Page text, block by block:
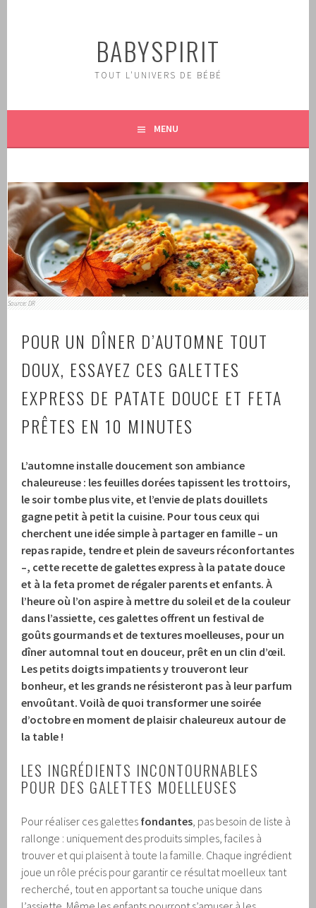
BABYSPIRIT
TOUT L'UNIVERS DE BÉBÉ
MENU
Source: DR
POUR UN DÎNER D’AUTOMNE TOUT
DOUX, ESSAYEZ CES GALETTES
EXPRESS DE PATATE DOUCE ET FETA
PRÊTES EN 10 MINUTES
L’automne installe doucement son ambiance
chaleureuse : les feuilles dorées tapissent les trottoirs,
le soir tombe plus vite, et l’envie de plats douillets
gagne petit à petit la cuisine. Pour tous ceux qui
cherchent une idée simple à partager en famille – un
repas rapide, tendre et plein desaveurs réconfortantes
–, cette recette de galettes express à la patate douce
et à la feta promet de régaler parents et enfants. À
l’heure où l’on aspire à mettre du soleil et de la couleur
dans l’assiette, ces galettes offrent un festival de
goûts gourmands et de textures moelleuses, pour un
dîner automnal tout en douceur, prêt en un clin d’œil.
Les petits doigts impatients y trouveront leur
bonheur, et les grands ne résisteront pas à leur parfum
envoûtant. Voilà de quoi transformer une soirée
d’octobre en moment de plaisir chaleureux autour de
la table !
LES INGRÉDIENTS INCONTOURNABLES
POUR DES GALETTES MOELLEUSES
Pour réaliser ces galettes fondantes , pas besoin de liste à
rallonge : uniquement des produits simples, faciles à
trouver et qui plaisent à toute la famille. Chaque ingrédient
joue un rôle précis pour garantir ce résultat moelleux tant
recherché, tout en apportant sa touche unique dans